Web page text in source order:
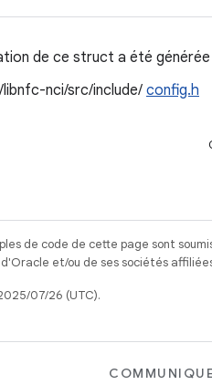
de ce struct a été
nci/src/include/ config.h
de code de cette page sont
et/ou de ses sociétés
07/26 (UTC).